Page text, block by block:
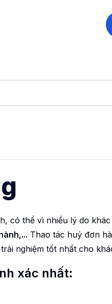
có thể vì nhiều lý do
Thao tác huỷ đơn
nghiệm tốt nhất cho
xác nhất: